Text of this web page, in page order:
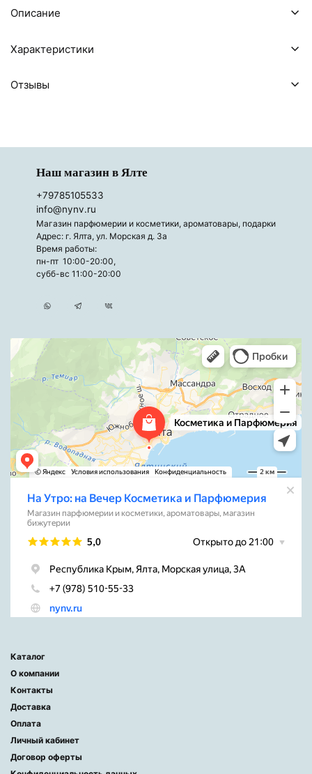
Описание
Характеристики
Отзывы
Наш магазин в Ялте
+79785105533
info@nynv.ru
Магазин парфюмерии и косметики, ароматовары, подарки
Адрес: г. Ялта, ул. Морская д. 3а
Время работы:
пн-пт 10:00-20:00,
субб-вс 11:00-20:00
Каталог
О компании
Контакты
Доставка
Оплата
Личный кабинет
Договор оферты